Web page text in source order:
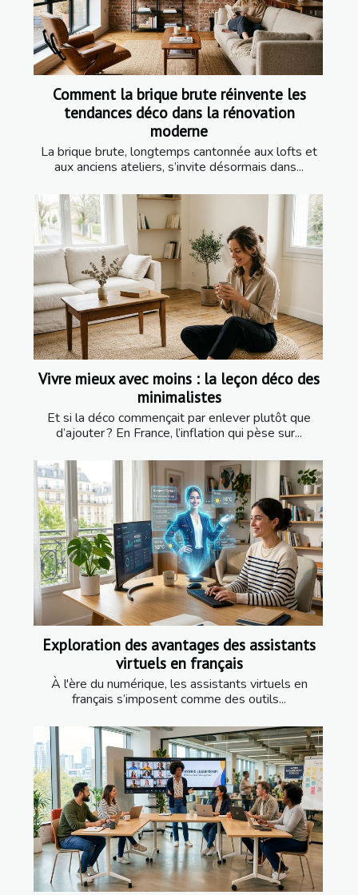
Comment la brique brute réinvente les
tendances déco dans la rénovation
moderne
La brique brute, longtemps cantonnée aux lofts et
aux anciens ateliers, s’invite désormais dans...
Vivre mieux avec moins : la leçon déco des
minimalistes
Et si la déco commençait par enlever plutôt que
d’ajouter ? En France, l’inflation qui pèse sur...
Exploration des avantages des assistants
virtuels en français
À l'ère du numérique, les assistants virtuels en
français s’imposent comme des outils...